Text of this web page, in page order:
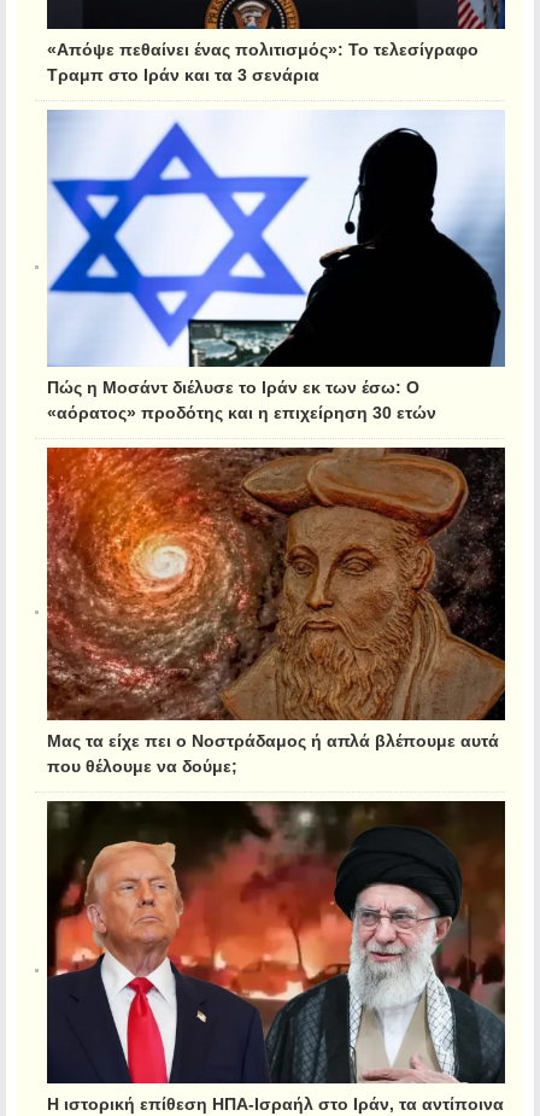
«Απόψε πεθαίνει ένας πολιτισμός»: Το τελεσίγραφο
Τραμπ στο Ιράν και τα 3 σενάρια
Πώς η Μοσάντ διέλυσε το Ιράν εκ των έσω: Ο
«αόρατος» προδότης και η επιχείρηση 30 ετών
Μας τα είχε πει ο Νοστράδαμος ή απλά βλέπουμε αυτά
που θέλουμε να δούμε;
Η ιστορική επίθεση ΗΠΑ-Ισραήλ στο Ιράν, τα αντίποινα